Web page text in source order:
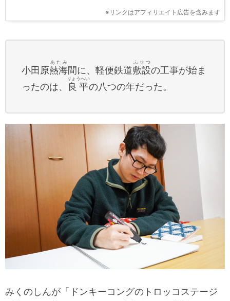
※リンクはアフィリエイト広告を含みます
小田原熱海
あたみ
間に、軽便鉄道敷設
ふせつ
の工事が始ま
ったのは、
良平
りょうへい
の八つの年だった。
みくのしんが「ドンキーコングのトロッコステージ